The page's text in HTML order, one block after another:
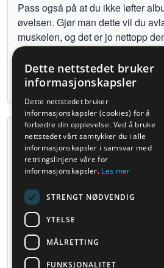
Pass også på at du ikke løfter
øvelsen. Gjør man dette vil du
muskelen, og det er jo nettopp
trene.
Tilbake til øvelser
Dette nettstedet bruker
informasjonskapsler
Dette nettstedet bruker
informasjonskapsler (cookies) for å
forbedre din opplevelse. Ved å bruke
nettstedet vårt samtykker du i alle
informasjonskapsler i samsvar med
retningslinjene våre for
informasjonskapsler. Les mer
STRENGT NØDVENDIG
YTELSE
MÅLRETTING
FUNKSJONALITET